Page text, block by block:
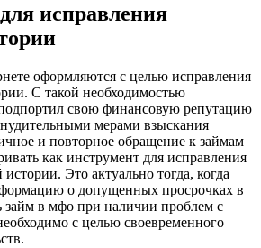
исправления
оформляются с целью исправления
С такой необходимостью
свою финансовую репутацию
мерами взыскания
и повторное обращение к займам
как инструмент для исправления
Это актуально тогда, когда
о допущенных просрочках в
займ в мфо при наличии проблем с
с целью своевременного